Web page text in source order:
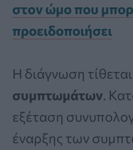
στον ώμο που
προειδοποιήσει
Η διάγνωση τίθεται
συμπτωμάτων.
εξέταση
έναρξης των